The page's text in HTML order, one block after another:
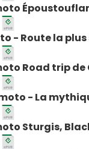
- Route la
Road trip de
- La
Sturgis,